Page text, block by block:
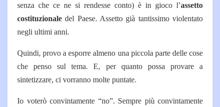
senza che ce ne si rendesse conto) è in gioco l’assetto
costituzionale del Paese. Assetto già tantissimo violentato
negli ultimi anni.
Quindi, provo a esporre almeno una piccola parte delle cose
che penso sul tema. E, per quanto possa provare a
sintetizzare, ci vorranno molte puntate.
Io voterò convintamente “no”. Sempre più convintamente